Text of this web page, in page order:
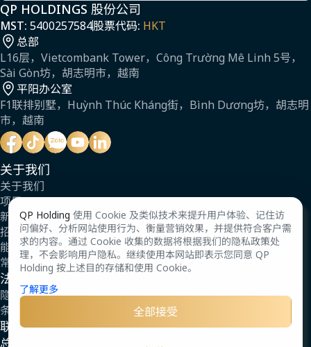
QP HOLDINGS 股份公司
MST: 5400257584股票代码: HKT
总部
L16层，Vietcombank Tower，Công Trường Mê Linh 5号，
Sài Gòn坊，胡志明市，越南
平阳办公室
F1联排别墅，Huỳnh Thúc Kháng街，Bình Dương坊，胡志明
市，越南
关于我们
关于我们
项目
新闻
招聘
能力简介
常见问题
法律与法规
隐私政策
条款
联系我们
总部
QP Holding 使用 Cookie 及类似技术来提升用户体验、记住访
问偏好、分析网站使用行为、衡量营销效果，并提供符合客户需
求的内容。通过 Cookie 收集的数据将根据我们的隐私政策处
理，不会影响用户隐私。继续使用本网站即表示您同意 QP
Holding 按上述目的存储和使用 Cookie。
了解更多
全部接受